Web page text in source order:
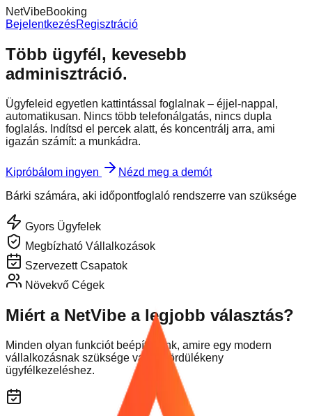
NetVibeBooking
BejelentkezésRegisztráció
Több ügyfél, kevesebb
adminisztráció.
Ügyfeleid egyetlen kattintással foglalnak – éjjel-nappal,
automatikusan. Nincs több telefonálgatás, nincs dupla
foglalás. Indítsd el percek alatt, és koncentrálj arra, ami
igazán számít: a munkádra.
Kipróbálom ingyen
Nézd meg a demót
Bárki számára, aki időpontfoglaló rendszerre van szüksége
Gyors Ügyfelek
Megbízható Vállalkozások
Szervezett Csapatok
Növekvő Cégek
Miért a NetVibe a legjobb választás?
Minden olyan funkciót beépítettünk, amire egy modern
vállalkozásnak szüksége van a gördülékeny
ügyfélkezeléshez.